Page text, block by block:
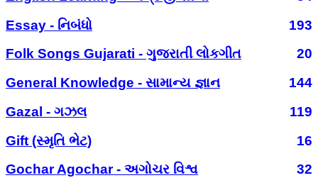
Essay - નિબંધો
193
Folk Songs Gujarati - ગુજરાતી લોકગીત
20
General Knowledge - સામાન્ય જ્ઞાન
144
Gazal - ગઝલ
119
Gift (સ્મૃતિ ભેટ)
16
Gochar Agochar - અગોચર વિશ્વ
32